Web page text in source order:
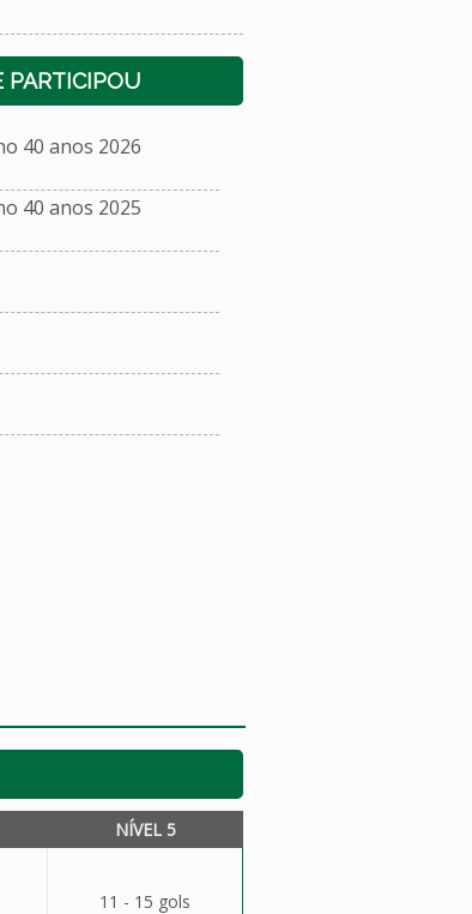
PARTICIPOU
40 anos 2026
40 anos 2025
NÍVEL 5
11 - 15 gols